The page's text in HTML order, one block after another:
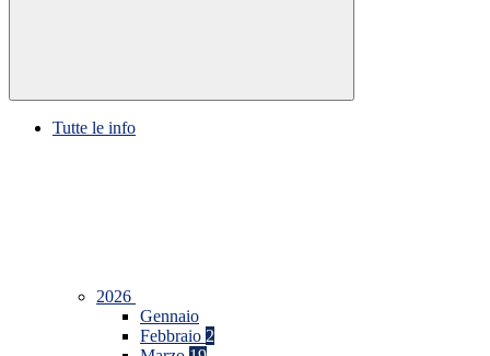
Tutte le info
2026
Gennaio
Febbraio 2